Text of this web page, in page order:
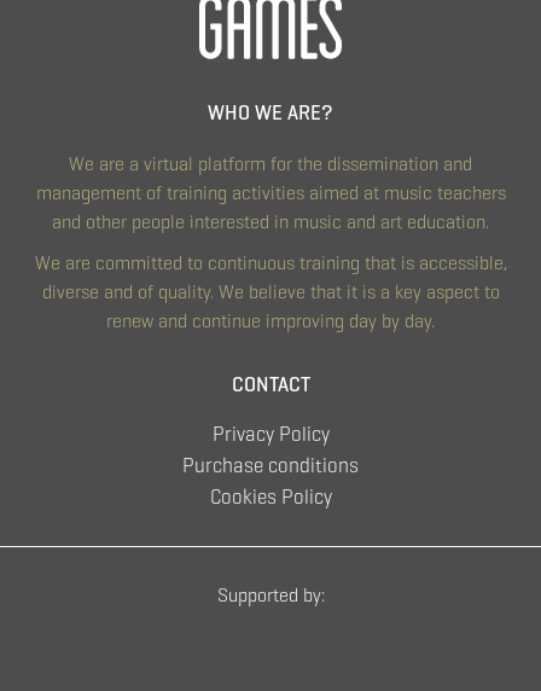
WHO WE ARE?
We are a virtual platform for the dissemination and
management of training activities aimed at music teachers
and other people interested in music and art education.
We are committed to continuous training that is accessible,
diverse and of quality. We believe that it is a key aspect to
renew and continue improving day by day.
CONTACT
Privacy Policy
Purchase conditions
Cookies Policy
Supported by: